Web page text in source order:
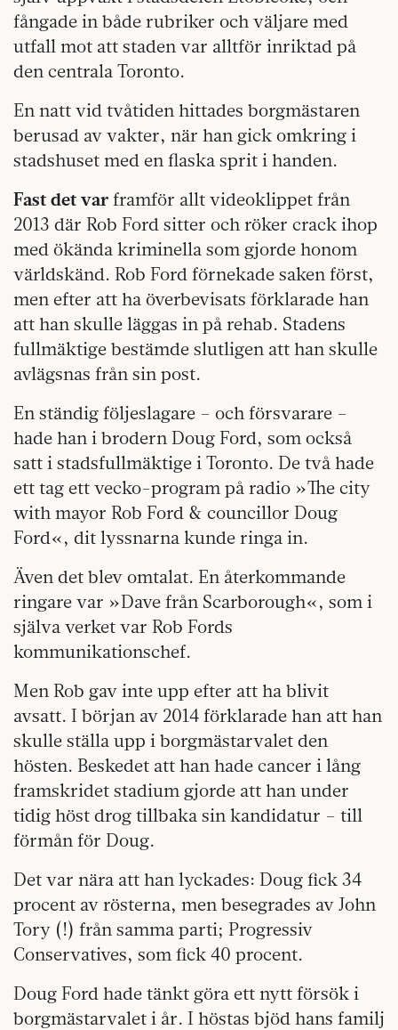
fångade in både rubriker och väljare med
utfall mot att staden var alltför inriktad på
den centrala Toronto.
En natt vid tvåtiden hittades borgmästaren
berusad av vakter, när han gick omkring i
stadshuset med en flaska sprit i handen.
Fast det var framför allt videoklippet från
2013 där Rob Ford sitter och röker crack ihop
med ökända kriminella som gjorde honom
världskänd. Rob Ford förnekade saken först,
men efter att ha överbevisats förklarade han
att han skulle läggas in på rehab. Stadens
fullmäktige bestämde slutligen att han skulle
avlägsnas från sin post.
En ständig följeslagare – och försvarare –
hade han i brodern Doug Ford, som också
satt i stadsfullmäktige i Toronto. De två hade
ett tag ett vecko-program på radio »The city
with mayor Rob Ford & councillor Doug
Ford«, dit lyssnarna kunde ringa in.
Även det blev omtalat. En återkommande
ringare var »Dave från Scarborough«, som i
själva verket var Rob Fords
kommunikationschef.
Men Rob gav inte upp efter att ha blivit
avsatt. I början av 2014 förklarade han att han
skulle ställa upp i borgmästarvalet den
hösten. Beskedet att han hade cancer i lång
framskridet stadium gjorde att han under
tidig höst drog tillbaka sin kandidatur – till
förmån för Doug.
Det var nära att han lyckades: Doug fick 34
procent av rösterna, men besegrades av John
Tory (!) från samma parti; Progressiv
Conservatives, som fick 40 procent.
Doug Ford hade tänkt göra ett nytt försök i
borgmästarvalet i år. I höstas bjöd hans familj